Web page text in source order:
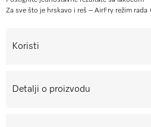
Za sve što je hrskavo i reš –AirFry režim rada
Koristi
Detalji o proizvodu